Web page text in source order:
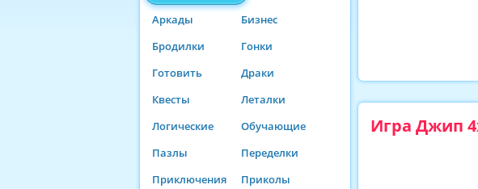
Аркады
Бизнес
Бродилки
Гонки
Готовить
Драки
Квесты
Леталки
Логические
Обучающие
Пазлы
Переделки
Приключения
Приколы
Игра Джип